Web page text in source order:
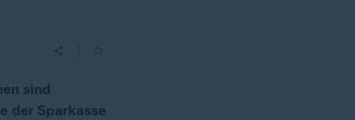
sind
der Sparkasse